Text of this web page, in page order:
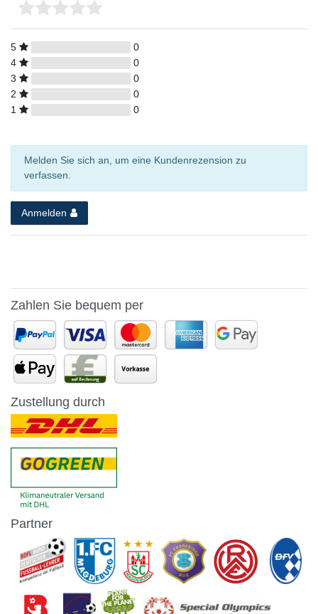
5
0
4
0
3
0
2
0
1
0
Melden Sie sich an, um eine Kundenrezension zu
verfassen.
Anmelden
Zahlen Sie bequem per
Zustellung durch
Partner